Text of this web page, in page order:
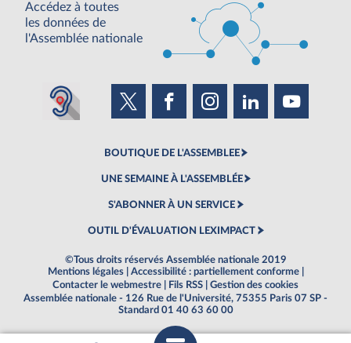
Accédez à toutes
les données de
l'Assemblée nationale
BOUTIQUE DE L'ASSEMBLEE
UNE SEMAINE À L'ASSEMBLÉE
S'ABONNER À UN SERVICE
OUTIL D'ÉVALUATION LEXIMPACT
©Tous droits réservés Assemblée nationale 2019
Mentions légales
Accessibilité : partiellement conforme
Contacter le webmestre
Fils RSS
Gestion des cookies
Assemblée nationale - 126 Rue de l'Université, 75355 Paris 07 SP -
Standard 01 40 63 60 00